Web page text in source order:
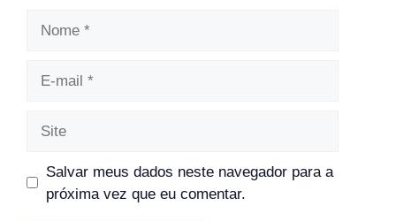
Salvar meus dados neste navegador para a
próxima vez que eu comentar.